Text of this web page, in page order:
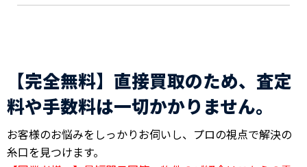
【完全無料】直接買取のため、査定
料や手数料は一切かかりません。
お客様のお悩みをしっかりお伺いし、プロの視点で解決の
糸口を見つけます。